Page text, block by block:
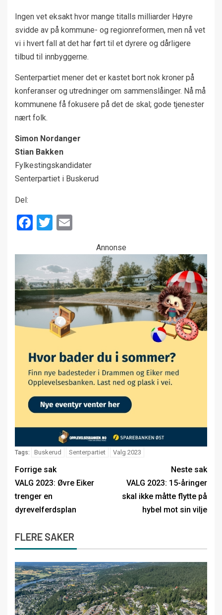
Ingen vet eksakt hvor mange titalls milliarder Høyre
svidde av på kommune- og regionreformen, men nå vet
vi i hvert fall at det har ført til et dyrere og dårligere
tilbud til innbyggerne.
Senterpartiet mener det er kastet bort nok kroner på
konferanser og utredninger om sammenslåinger. Nå må
kommunene få fokusere på det de skal; gode tjenester
nært folk.
Simon Nordanger
Stian Bakken
Fylkestingskandidater
Senterpartiet i Buskerud
Del:
Facebook
Twitter
Annonse
Tags: Buskerud Senterpartiet Valg 2023
Forrige sak
VALG 2023: Øvre Eiker
trenger en
dyrevelferdsplan
Neste sak
VALG 2023: 15-åringer
skal ikke måtte flytte på
hybel mot sin vilje
FLERE SAKER